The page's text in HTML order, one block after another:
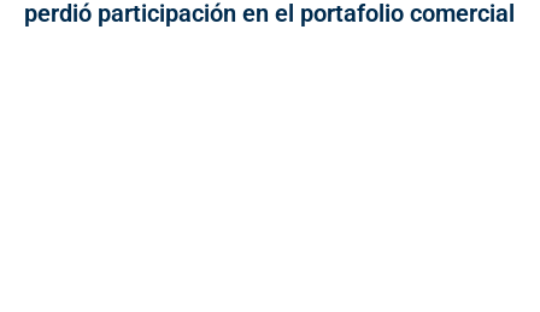
perdió participación en el portafolio comercial